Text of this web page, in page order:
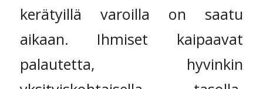
kerätyillä varoilla on saatu
aikaan. Ihmiset kaipaavat
palautetta, hyvinkin